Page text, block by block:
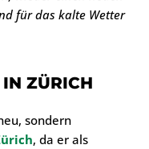
für das kalte Wetter
IN ZÜRICH
sondern
, da er als